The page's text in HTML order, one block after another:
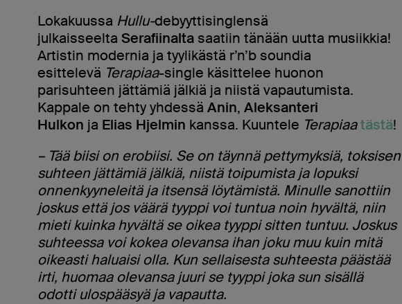
Lokakuussa Hullu-debyyttisinglensä
julkaisseeltaSerafiinaltasaatiin tänään uutta musiikkia!
Artistin modernia ja tyylikästä r’n’b soundia
esittelevä Terapiaa-single käsittelee huonon
parisuhteen jättämiä jälkiä ja niistä vapautumista.
Kappale on tehty yhdessäAnin,Aleksanteri
Hulkon ja Elias Hjelmin kanssa. Kuuntele Terapiaatästä!
– Tää biisi on erobiisi. Se on täynnä pettymyksiä, toksisen
suhteen jättämiä jälkiä, niistä toipumista ja lopuksi
onnenkyyneleitä ja itsensä löytämistä. Minulle sanottiin
joskus että jos väärä tyyppi voi tuntua noin hyvältä, niin
mieti kuinka hyvältä se oikea tyyppi sitten tuntuu. Joskus
suhteessa voi kokea olevansa ihan joku muu kuin mitä
oikeasti haluaisi olla. Kun sellaisesta suhteesta päästää
irti, huomaa olevansa juuri se tyyppi joka sun sisällä
odotti ulospääsyä ja vapautta.